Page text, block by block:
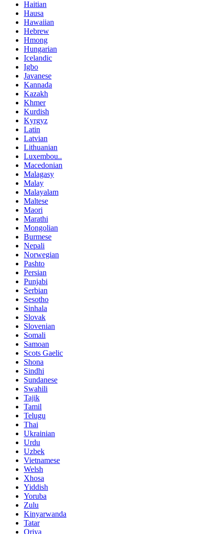
Haitian
Hausa
Hawaiian
Hebrew
Hmong
Hungarian
Icelandic
Igbo
Javanese
Kannada
Kazakh
Khmer
Kurdish
Kyrgyz
Latin
Latvian
Lithuanian
Luxembou..
Macedonian
Malagasy
Malay
Malayalam
Maltese
Maori
Marathi
Mongolian
Burmese
Nepali
Norwegian
Pashto
Persian
Punjabi
Serbian
Sesotho
Sinhala
Slovak
Slovenian
Somali
Samoan
Scots Gaelic
Shona
Sindhi
Sundanese
Swahili
Tajik
Tamil
Telugu
Thai
Ukrainian
Urdu
Uzbek
Vietnamese
Welsh
Xhosa
Yiddish
Yoruba
Zulu
Kinyarwanda
Tatar
Oriya